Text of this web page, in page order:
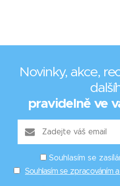
Novinky, akce,
pravidelně ve
Souhlasím se
Souhlasím se zpracováním